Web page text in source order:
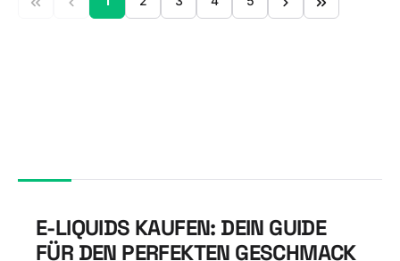
Seite Seite Seite Seite Seite
E-LIQUIDS KAUFEN: DEIN GUIDE
FÜR DEN PERFEKTEN GESCHMACK